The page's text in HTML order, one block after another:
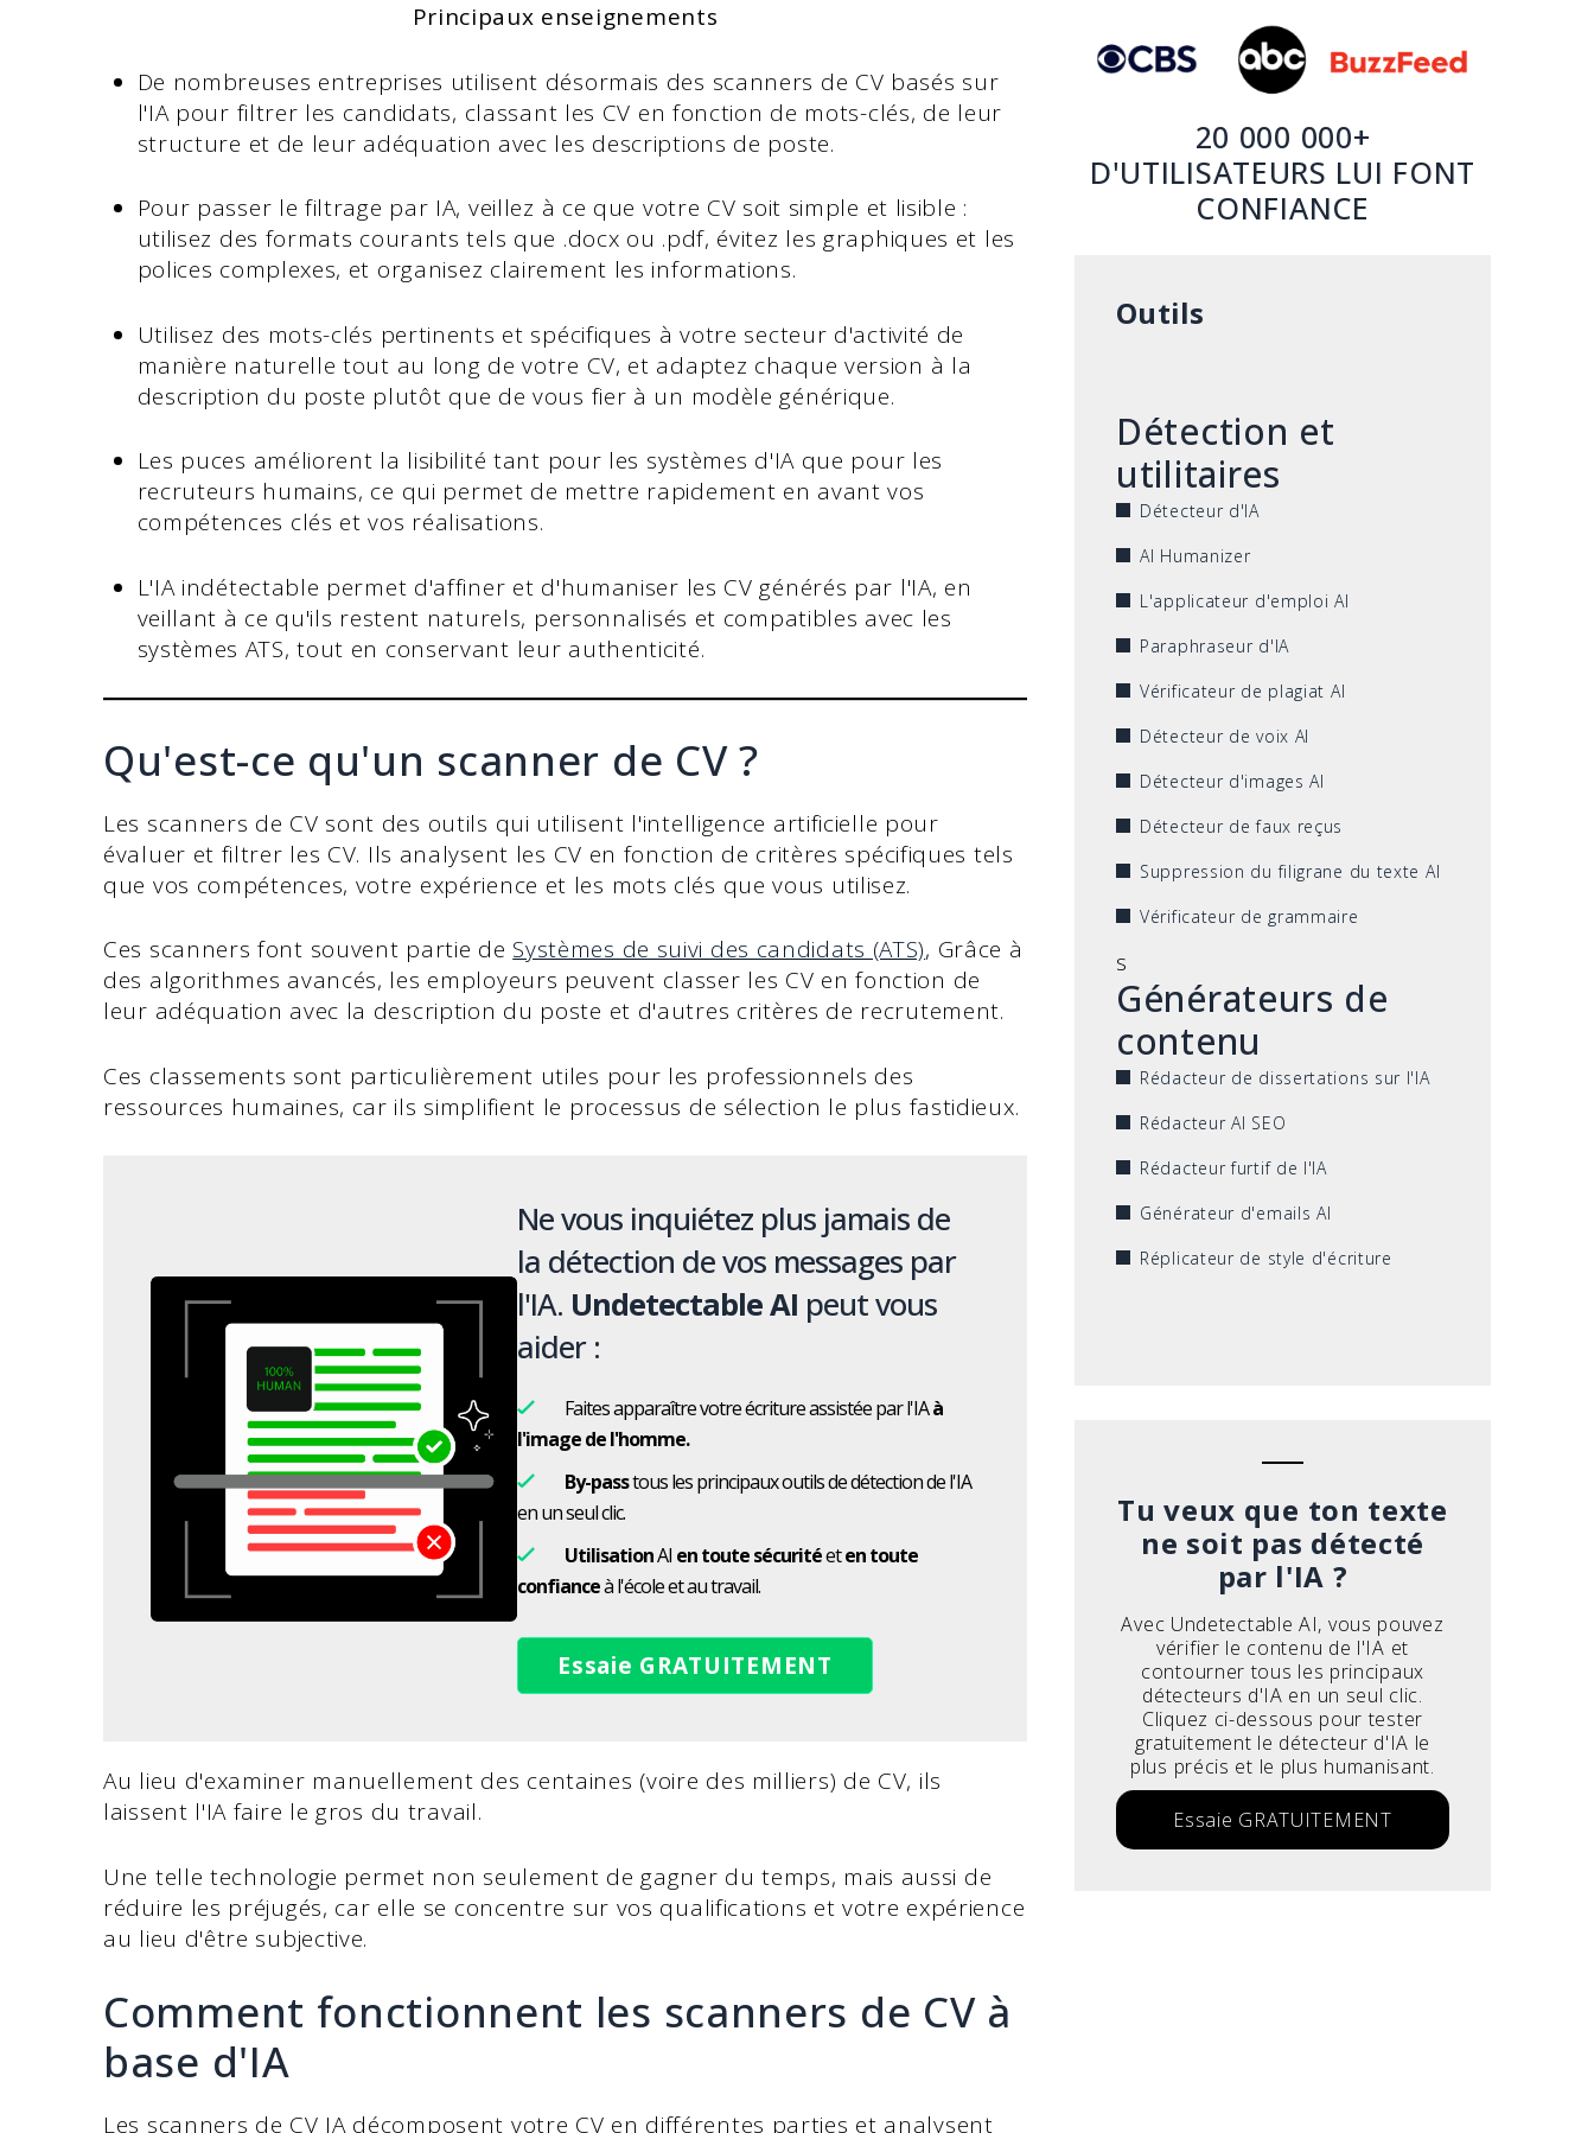
Principaux enseignements
De nombreuses entreprises utilisent désormais des scanners de CV basés sur
l'IA pour filtrer les candidats, classant les CV en fonction de mots-clés, de leur
structure et de leur adéquation avec les descriptions de poste.
Pour passer le filtrage par IA, veillez à ce que votre CV soit simple et lisible :
utilisez des formats courants tels que .docx ou .pdf, évitez les graphiques et les
polices complexes, et organisez clairement les informations.
Utilisez des mots-clés pertinents et spécifiques à votre secteur d'activité de
manière naturelle tout au long de votre CV, et adaptez chaque version à la
description du poste plutôt que de vous fier à un modèle générique.
Les puces améliorent la lisibilité tant pour les systèmes d'IA que pour les
recruteurs humains, ce qui permet de mettre rapidement en avant vos
compétences clés et vos réalisations.
L'IA indétectable permet d'affiner et d'humaniser les CV générés par l'IA, en
veillant à ce qu'ils restent naturels, personnalisés et compatibles avec les
systèmes ATS, tout en conservant leur authenticité.
Qu'est-ce qu'un scanner de CV ?
Les scanners de CV sont des outils qui utilisent l'intelligence artificielle pour
évaluer et filtrer les CV. Ils analysent les CV en fonction de critères spécifiques tels
que vos compétences, votre expérience et les mots clés que vous utilisez.
Ces scanners font souvent partie de Systèmes de suivi des candidats (ATS), Grâce à
des algorithmes avancés, les employeurs peuvent classer les CV en fonction de
leur adéquation avec la description du poste et d'autres critères de recrutement.
Ces classements sont particulièrement utiles pour les professionnels des
ressources humaines, car ils simplifient le processus de sélection le plus fastidieux.
Ne vous inquiétez plus jamais de
la détection de vos messages par
l'IA. Undetectable AI peut vous
aider :
Faites apparaître votre écriture assistée par l'IAà
l'image de l'homme.
By-passtous les principaux outils de détection de l'IA
en un seul clic.
UtilisationAI en toute sécuritéeten toute
confianceà l'école et au travail.
Essaie GRATUITEMENT
Au lieu d'examiner manuellement des centaines (voire des milliers) de CV, ils
laissent l'IA faire le gros du travail.
Une telle technologie permet non seulement de gagner du temps, mais aussi de
réduire les préjugés, car elle se concentre sur vos qualifications et votre expérience
au lieu d'être subjective.
Comment fonctionnent les scanners de CV à
base d'IA
Les scanners de CV IA décomposent votre CV en différentes parties et analysent
20 000 000+
D'UTILISATEURS LUI FONT
CONFIANCE
Outils
Détection et
utilitaires
Détecteur d'IA
AI Humanizer
L'applicateur d'emploi AI
Paraphraseur d'IA
Vérificateur de plagiat AI
Détecteur de voix AI
Détecteur d'images AI
Détecteur de faux reçus
Suppression du filigrane du texte AI
Vérificateur de grammaire
s
Générateurs de
contenu
Rédacteur de dissertations sur l'IA
Rédacteur AI SEO
Rédacteur furtif de l'IA
Générateur d'emails AI
Réplicateur de style d'écriture
Tu veux que ton texte
ne soit pas détecté
par l'IA ?
Avec Undetectable AI, vous pouvez
vérifier le contenu de l'IA et
contourner tous les principaux
détecteurs d'IA en un seul clic.
Cliquez ci-dessous pour tester
gratuitement le détecteur d'IA le
plus précis et le plus humanisant.
Essaie GRATUITEMENT